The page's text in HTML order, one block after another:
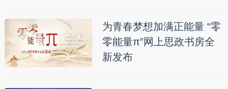
为青春梦想加满正能量 “零
零能量π”网上思政书房全
新发布